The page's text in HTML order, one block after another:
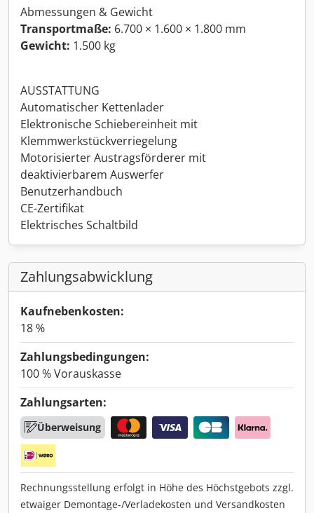
Abmessungen & Gewicht
Transportmaße: 6.700 × 1.600 × 1.800 mm
Gewicht: 1.500 kg
AUSSTATTUNG
Automatischer Kettenlader
Elektronische Schiebereinheit mit
Klemmwerkstückverriegelung
Motorisierter Austragsförderer mit
deaktivierbarem Auswerfer
Benutzerhandbuch
CE-Zertifikat
Elektrisches Schaltbild
Zahlungsabwicklung
Kaufnebenkosten:
18 %
Zahlungsbedingungen:
100 % Vorauskasse
Zahlungsarten:
Überweisung
Rechnungsstellung erfolgt in Höhe des Höchstgebots zzgl.
etwaiger Demontage-/Verladekosten und Versandkosten